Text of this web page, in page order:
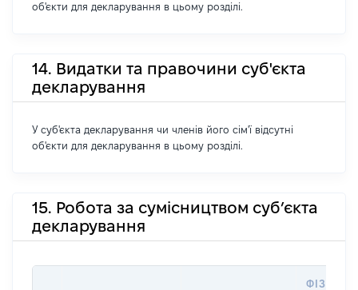
об'єкти для декларування в цьому розділі.
14. Видатки та правочини суб'єкта
декларування
У суб'єкта декларування чи членів його сім'ї відсутні
об'єкти для декларування в цьому розділі.
15. Робота за сумісництвом суб’єкта
декларування